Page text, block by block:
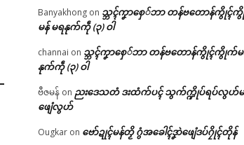
Banyakhong on သ္ဘၚ်ကၞာစှေ်ဘာ တန်ဗတောန်ကွိုၚ်
မန် မရနုက်ကဵု (၃) ဝါ
channai on သ္ဘၚ်ကၞာစှေ်ဘာ တန်ဗတောန်ကွိုၚ်ကွိုက်မ
နုက်ကဵု (၃) ဝါ
ဗီဇမန် on ညးဒေသတံ ဒးထံက်ပၚ် သွက်က္ဍိုပ်ရပ်လွဟ်
ဖျေံလွဟ်
Ougkar on ဗော်ဍုၚ်မန်တၟိ ဂွံအခေါၚ်ဒၞာဲဖျေံဒပ်ဂၠိုၚ်တိုန်